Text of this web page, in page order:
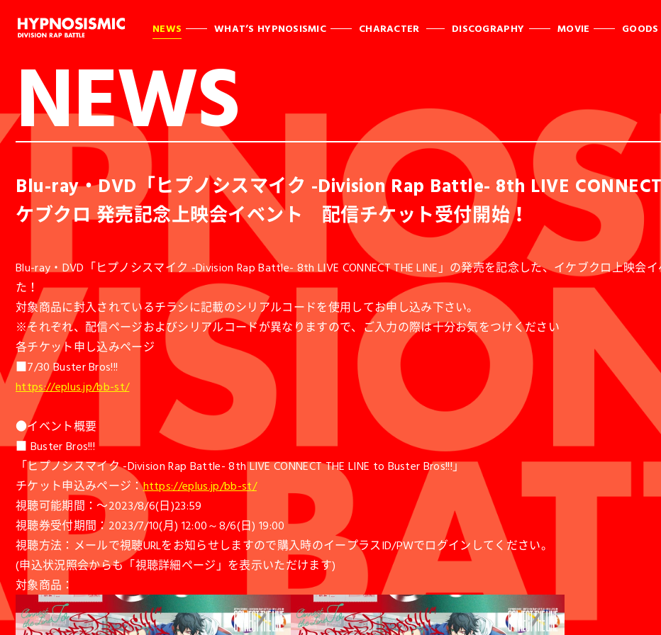
NEWS WHAT’S HYPNOSISMIC CHARACTER DISCOGRAPHY MOVIE GOODS
NEWS
Blu-ray・DVD「ヒプノシスマイク -Division Rap Battle- 8th LIVE
ケブクロ 発売記念上映会イベント 配信チケット受付開始！
Blu-ray・DVD「ヒプノシスマイク -Division Rap Battle- 8th LIVE CONNECT THE LINE」の発売を記念した、イケブクロ上映
た！
対象商品に封入されているチラシに記載のシリアルコードを使用してお申し込み下さい。
※それぞれ、配信ページおよびシリアルコードが異なりますので、ご入力の際は十分お気をつけください
各チケット申し込みページ
■7/30 Buster Bros!!!
https://eplus.jp/bb-st/
●イベント概要
■ Buster Bros!!!
「ヒプノシスマイク -Division Rap Battle- 8th LIVE CONNECT THE LINE to Buster Bros!!!」
チケット申込みページ：https://eplus.jp/bb-st/
視聴可能期間：〜2023/8/6(日)23:59
視聴券受付期間：2023/7/10(月) 12:00～8/6(日) 19:00
視聴方法：メールで視聴URLをお知らせしますので購入時のイープラスID/PWでログインしてください。
(申込状況照会からも「視聴詳細ページ」を表示いただけます)
対象商品：